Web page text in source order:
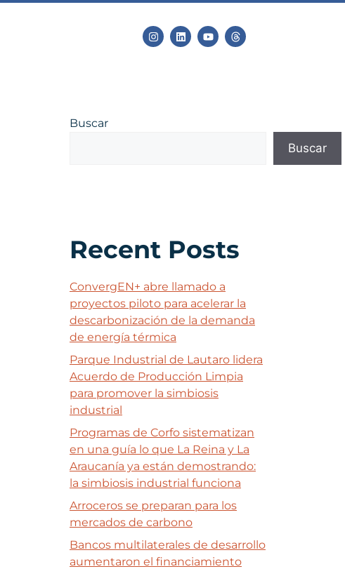
Buscar
Buscar
Recent Posts
ConvergEN+ abre llamado a
proyectos piloto para acelerar la
descarbonización de la demanda
de energía térmica
Parque Industrial de Lautaro lidera
Acuerdo de Producción Limpia
para promover la simbiosis
industrial
Programas de Corfo sistematizan
en una guía lo que La Reina y La
Araucanía ya están demostrando:
la simbiosis industrial funciona
Arroceros se preparan para los
mercados de carbono
Bancos multilaterales de desarrollo
aumentaron el financiamiento